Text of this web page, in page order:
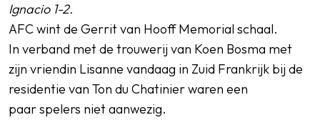
Ignacio 1-2.
AFC wint de Gerrit van Hooff Memorial schaal.
In verband met de trouwerij van Koen Bosma met
zijn vriendin Lisanne vandaag in Zuid Frankrijk bij de
residentie van Ton du Chatinier waren een
paar spelers niet aanwezig.